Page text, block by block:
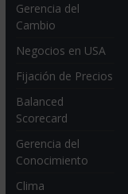
Gerencia del
Cambio
Negocios en USA
Fijación de Precios
Balanced
Scorecard
Gerencia del
Conocimiento
Clima